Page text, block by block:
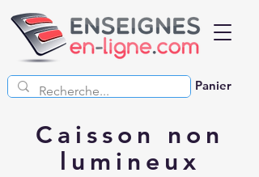
Panier
Caisson non
lumineux